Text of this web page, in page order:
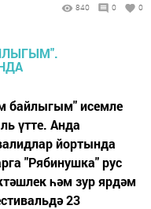
840 0 0
байлыгым" исемле
үтте. Анда
йортында
"Рябинушка" рус
һәм зур ярдәм
23